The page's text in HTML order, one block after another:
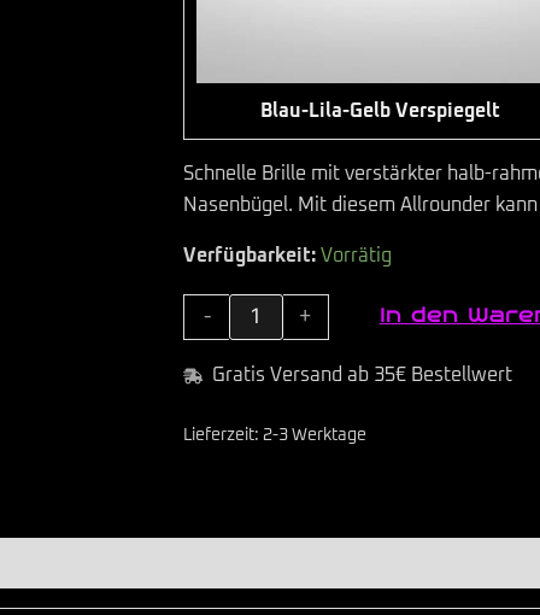
Blau-Lila-Gelb Verspiegelt
Schnelle Brille mit verstärkter halb-
Nasenbügel. Mit diesem Allrounder
Verfügbarkeit: Vorrätig
- + In den
Gratis Versand ab 35€ Bestellwert
Lieferzeit: 2-3 Werktage